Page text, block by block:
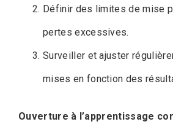
Définir des limites de mise
pertes excessives.
Surveiller et ajuster
mises en fonction des
Ouverture à l’apprentissage